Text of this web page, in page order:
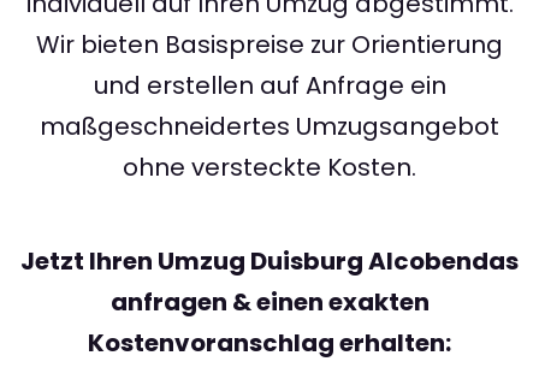
Wir bieten Basispreise zur Orientierung
und erstellen auf Anfrage ein
maßgeschneidertes Umzugsangebot
ohne versteckte Kosten.
Jetzt Ihren Umzug Duisburg Alcobendas
anfragen & einen exakten
Kostenvoranschlag erhalten: